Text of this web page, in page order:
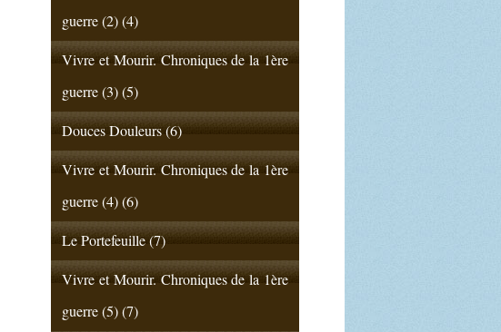
guerre (2) (4)
Vivre et Mourir. Chroniques de la 1ère
guerre (3) (5)
Douces Douleurs (6)
Vivre et Mourir. Chroniques de la 1ère
guerre (4) (6)
Le Portefeuille (7)
Vivre et Mourir. Chroniques de la 1ère
guerre (5) (7)